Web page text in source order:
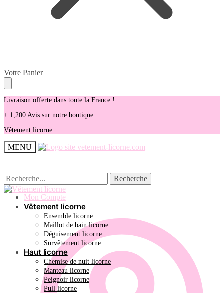
Skip
to
navigation
Skip
to
content
Votre Panier
Livraison offerte dans toute la France !
+ 1,200 Avis sur notre boutique
Vêtement licorne
MENU
Recherche
pour :
Recherche
Mon Compte
Recherche
pour :
Recherche
Vêtement licorne
Ensemble licorne
Maillot de bain licorne
Déguisement licorne
Survêtement licorne
Haut licorne
Chemise de nuit licorne
Manteau licorne
Peignoir licorne
Pull licorne